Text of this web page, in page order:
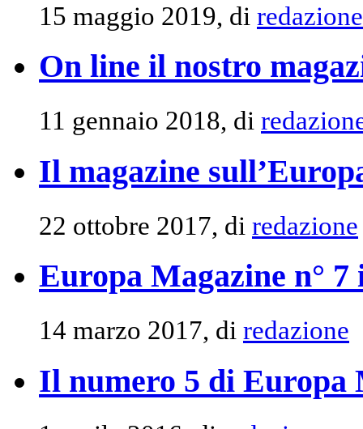
15 maggio 2019, di redazione
On line il nostro
11 gennaio 2018, di
Il magazine
22 ottobre 2017, di redazione
Europa Magazine n° 7
14 marzo 2017, di redazione
Il numero 5 di Europa